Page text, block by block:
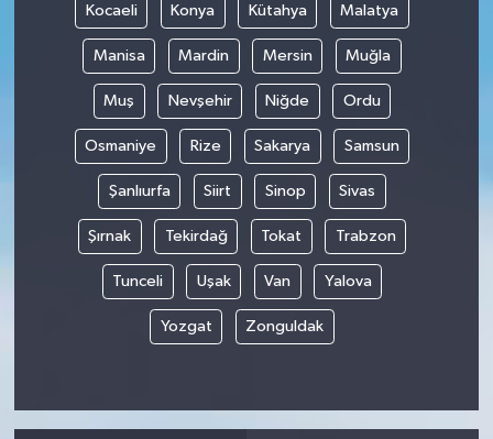
Kocaeli Konya Kütahya Malatya
Manisa Mardin Mersin Muğla
Muş Nevşehir Niğde Ordu
Osmaniye Rize Sakarya Samsun
Şanlıurfa Siirt Sinop Sivas
Şırnak Tekirdağ Tokat Trabzon
Tunceli Uşak Van Yalova
Yozgat Zonguldak